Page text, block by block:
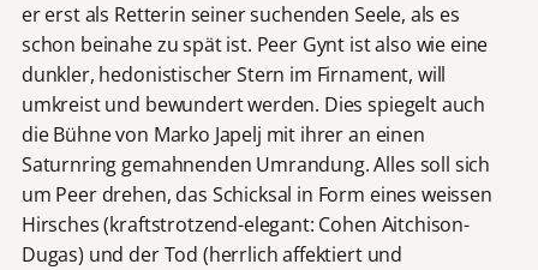
er erst als Retterin seiner suchenden Seele, als es
schon beinahe zu spät ist. Peer Gynt ist also wie eine
dunkler, hedonistischer Stern im Firnament, will
umkreist und bewundert werden. Dies spiegelt auch
die Bühne von Marko Japelj mit ihrer an einen
Saturnring gemahnenden Umrandung. Alles soll sich
um Peer drehen, das Schicksal in Form eines weissen
Hirsches (kraftstrotzend-elegant: Cohen Aitchison-
Dugas) und der Tod (herrlich affektiert und